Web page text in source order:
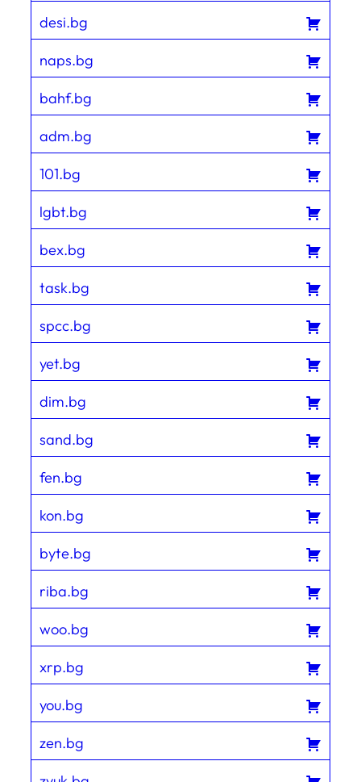
desi.bg
naps.bg
bahf.bg
adm.bg
101.bg
lgbt.bg
bex.bg
task.bg
spcc.bg
yet.bg
dim.bg
sand.bg
fen.bg
kon.bg
byte.bg
riba.bg
woo.bg
xrp.bg
you.bg
zen.bg